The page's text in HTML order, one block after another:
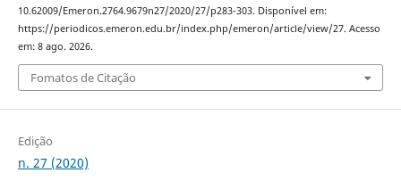
10.62009/Emeron.2764.9679n27/2020/27/p283-303. Disponível em:
https://periodicos.emeron.edu.br/index.php/emeron/article/view/27. Acesso
em: 8 ago. 2026.
Fomatos de Citação
Edição
n. 27 (2020)